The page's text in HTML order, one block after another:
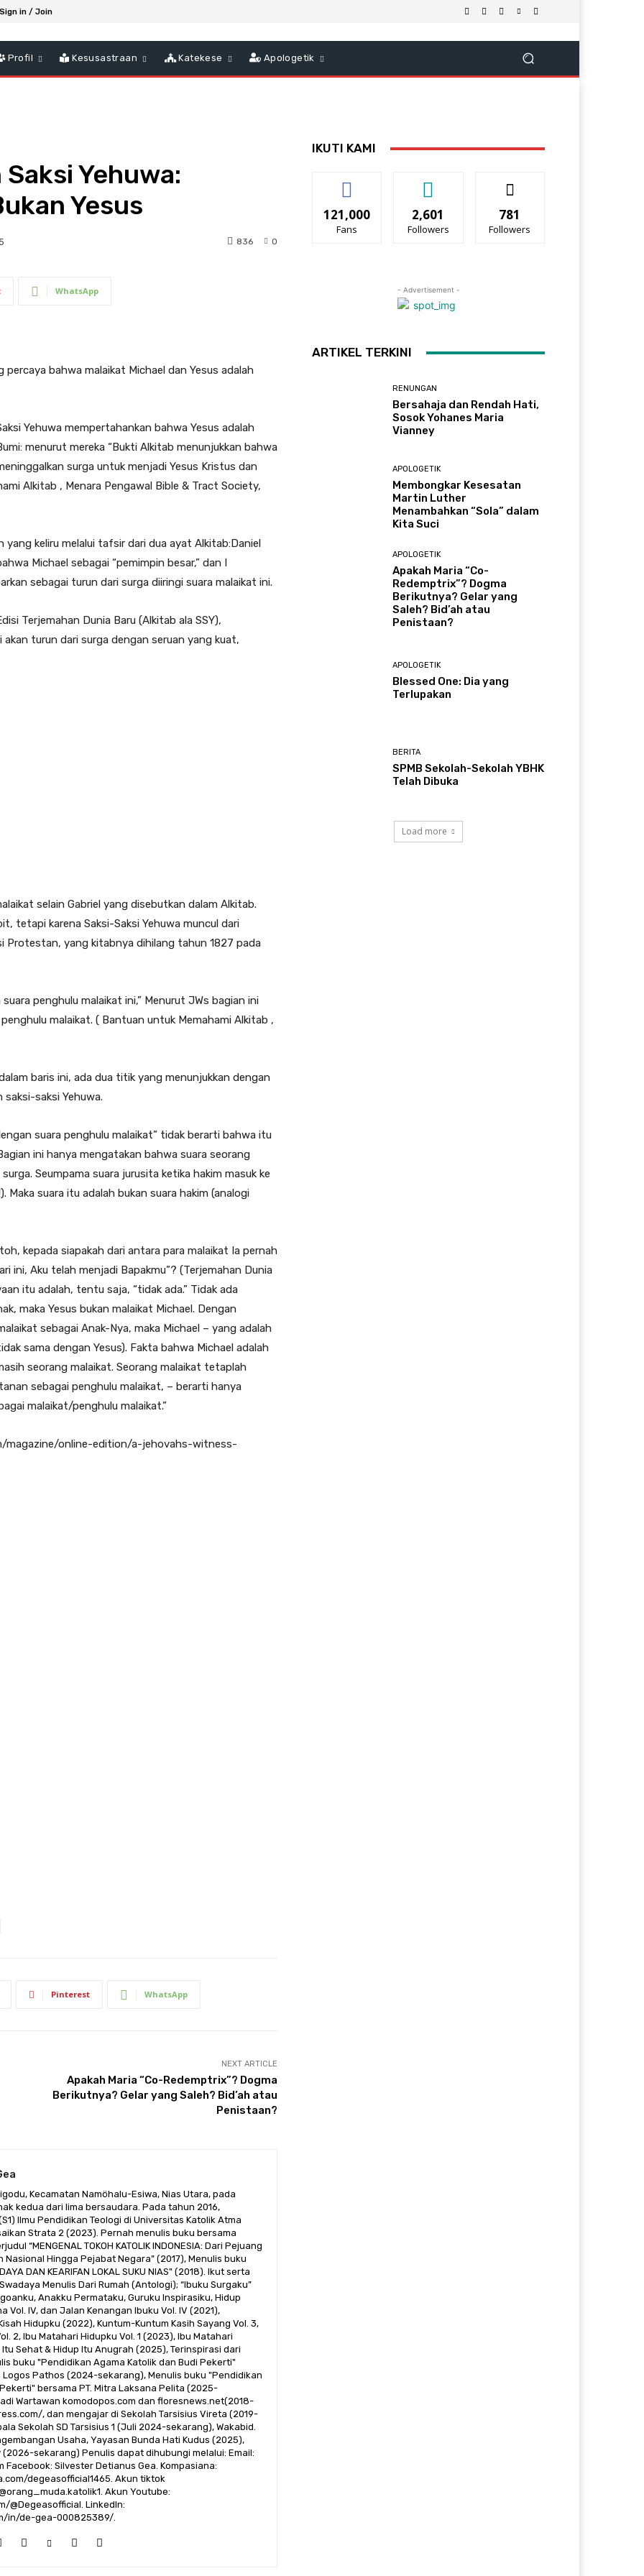
Sign in / Join
Profil Kesusastraan Katekese Apologetik
Yehuwa:
Yesus
0
836
WhatsApp
percaya bahwa malaikat Michael dan Yesus adalah
Yehuwa mempertahankan bahwa Yesus adalah
menurut mereka “Bukti Alkitab menunjukkan bahwa
surga untuk menjadi Yesus Kristus dan
Alkitab , Menara Pengawal Bible & Tract Society,
yang keliru melalui tafsir dari dua ayat Alkitab:Daniel
Michael sebagai “pemimpin besar,” dan I
sebagai turun dari surga diiringi suara malaikat ini.
Terjemahan Dunia Baru (Alkitab ala SSY),
turun dari surga dengan seruan yang kuat,
selain Gabriel yang disebutkan dalam Alkitab.
tetapi karena Saksi-Saksi Yehuwa muncul dari
Protestan, yang kitabnya dihilang tahun 1827 pada
penghulu malaikat ini,” Menurut JWs bagian ini
malaikat. ( Bantuan untuk Memahami Alkitab ,
baris ini, ada dua titik yang menunjukkan dengan
saksi Yehuwa.
suara penghulu malaikat” tidak berarti bahwa itu
ini hanya mengatakan bahwa suara seorang
Seumpama suara jurusita ketika hakim masuk ke
Maka suara itu adalah bukan suara hakim (analogi
kepada siapakah dari antara para malaikat Ia pernah
ini, Aku telah menjadi Bapakmu”? (Terjemahan Dunia
itu adalah, tentu saja, “tidak ada.” Tidak ada
maka Yesus bukan malaikat Michael. Dengan
sebagai Anak-Nya, maka Michael – yang adalah
sama dengan Yesus). Fakta bahwa Michael adalah
seorang malaikat. Seorang malaikat tetaplah
sebagai penghulu malaikat, – berarti hanya
malaikat/penghulu malaikat.”
magazine/online-edition/a-jehovahs-witness-
Pinterest WhatsApp
NEXT ARTICLE
Apakah Maria “Co-Redemptrix”? Dogma
Berikutnya? Gelar yang Saleh? Bid’ah atau
Penistaan?
Kecamatan Namöhalu-Esiwa, Nias Utara, pada
kedua dari lima bersaudara. Pada tahun 2016,
Ilmu Pendidikan Teologi di Universitas Katolik Atma
Strata 2 (2023). Pernah menulis buku bersama
“MENGENAL TOKOH KATOLIK INDONESIA: Dari Pejuang
Nasional Hingga Pejabat Negara” (2017), Menulis buku
DAN KEARIFAN LOKAL SUKU NIAS" (2018). Ikut serta
Menulis Dari Rumah (Antologi); “Ibuku Surgaku”
Anakku Permataku, Guruku Inspirasiku, Hidup
Vol. IV, dan Jalan Kenangan Ibuku Vol. IV (2021),
Hidupku (2022), Kuntum-Kuntum Kasih Sayang Vol. 3,
2, Ibu Matahari Hidupku Vol. 1 (2023), Ibu Matahari
Sehat & Hidup Itu Anugrah (2025), Terinspirasi dari
buku "Pendidikan Agama Katolik dan Budi Pekerti"
Pathos (2024-sekarang), Menulis buku "Pendidikan
bersama PT. Mitra Laksana Pelita (2025-
Wartawan komodopos.com dan floresnews.net(2018-
, dan mengajar di Sekolah Tarsisius Vireta (2019-
Sekolah SD Tarsisius 1 (Juli 2024-sekarang), Wakabid.
Usaha, Yayasan Bunda Hati Kudus (2025),
(2026-sekarang) Penulis dapat dihubungi melalui: Email:
Facebook: Silvester Detianus Gea. Kompasiana:
degeasofficial1465. Akun tiktok
Akun Youtube:
@Degeasofficial. LinkedIn:
in/de-gea-000825389/.
IKUTI KAMI
121,000
Fans
2,601
Followers
781
Followers
- Advertisement -
ARTIKEL TERKINI
RENUNGAN
Bersahaja dan Rendah Hati,
Sosok Yohanes Maria
Vianney
APOLOGETIK
Membongkar Kesesatan
Martin Luther
Menambahkan “Sola” dalam
Kita Suci
APOLOGETIK
Apakah Maria “Co-
Redemptrix”? Dogma
Berikutnya? Gelar yang
Saleh? Bid’ah atau
Penistaan?
APOLOGETIK
Blessed One: Dia yang
Terlupakan
BERITA
SPMB Sekolah-Sekolah YBHK
Telah Dibuka
Load more